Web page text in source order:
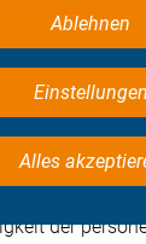
Ablehnen
Einstellungen
Alles
können Sie
Art. 17
die
zu verlangen,
ist:
der